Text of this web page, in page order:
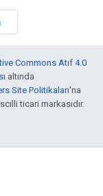
Commons Atıf 4.0
altında
Site Politikaları'na
ticari markasıdır.